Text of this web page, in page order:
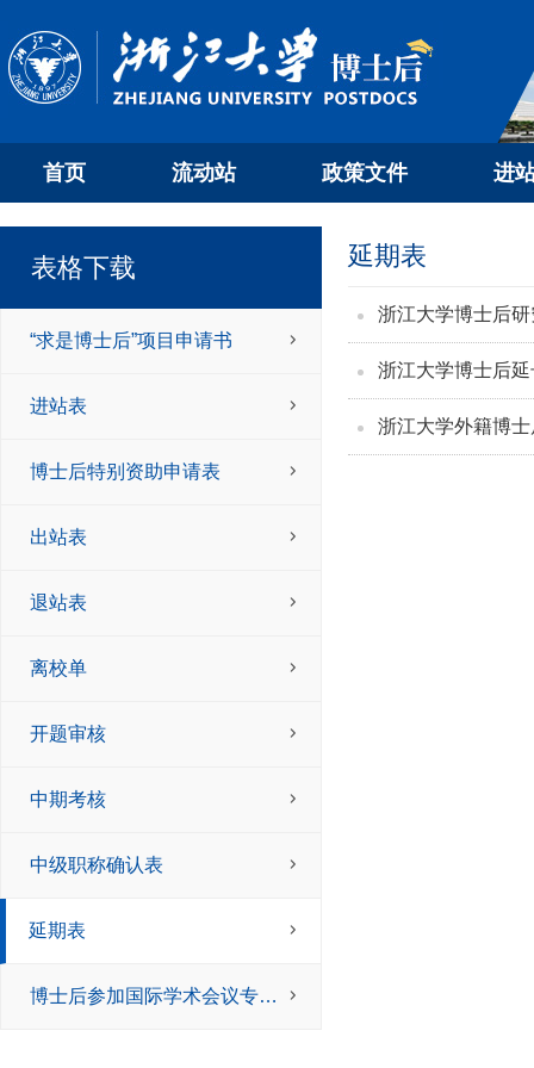
首页 流动站 政策文件 进
表格下载
“求是博士后”项目申请书
进站表
博士后特别资助申请表
出站表
退站表
离校单
开题审核
中期考核
中级职称确认表
延期表
博士后参加国际学术会议专项资助申请表
延期表
浙江大学博士后
浙江大学博士后
浙江大学外籍博